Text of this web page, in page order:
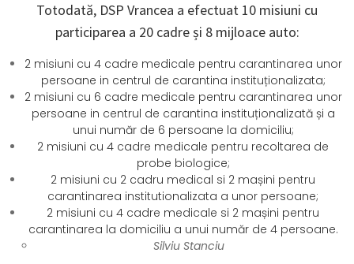
Totodată, DSP Vrancea a efectuat 10 misiuni cu
participarea a 20 cadre și 8 mijloace auto:
2 misiuni cu 4 cadre medicale pentru carantinarea unor
persoane in centrul de carantina instituționalizata;
2 misiuni cu 6 cadre medicale pentru carantinarea unor
persoane in centrul de carantina instituționalizată și a
unui număr de 6 persoane la domiciliu;
2 misiuni cu 4 cadre medicale pentru recoltarea de
probe biologice;
2 misiuni cu 2 cadru medical si 2 mașini pentru
carantinarea institutionalizata a unor persoane;
2 misiuni cu 4 cadre medicale si 2 mașini pentru
carantinarea la domiciliu a unui număr de 4 persoane.
Silviu Stanciu